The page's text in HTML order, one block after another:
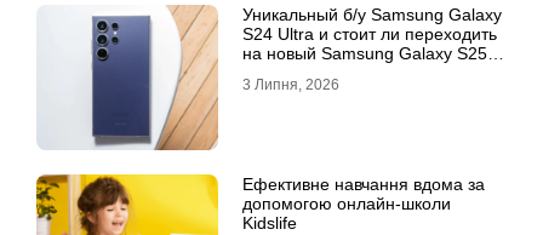
Уникальный б/у Samsung Galaxy
S24 Ultra и стоит ли переходить
на новый Samsung Galaxy S25
3 Липня, 2026
Ефективне навчання вдома за
допомогою онлайн-школи
Kidslife